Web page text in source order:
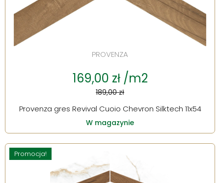
PROVENZA
169,00 zł /m2
189,00 zł
Provenza gres Revival Cuoio Chevron Silktech 11x54
W magazynie
Promocja!